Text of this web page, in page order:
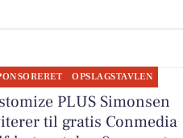
OPSLAGSTAVLEN
PLUS Simonsen
til gratis Conmedia